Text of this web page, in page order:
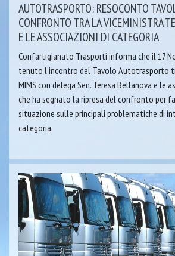
AUTOTRASPORTO: RESOCONTO
CONFRONTO TRA LA VICEMINISTRA
E LE ASSOCIAZIONI DI CATEGORIA
Confartigianato Trasporti informa che il 17
tenuto l’incontro del Tavolo Autotrasporto
MIMS con delega Sen. Teresa Bellanova e le
che ha segnato la ripresa del confronto per
situazione sulle principali problematiche di
categoria.